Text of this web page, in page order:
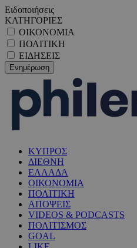
Ειδοποιήσεις
ΚΑΤΗΓΟΡΙΕΣ
ΟΙΚΟΝΟΜΙΑ
ΠΟΛΙΤΙΚΗ
ΕΙΔΗΣΕΙΣ
ΚΥΠΡΟΣ
ΔΙΕΘΝΗ
ΕΛΛΑΔΑ
ΟΙΚΟΝΟΜΙΑ
ΠΟΛΙΤΙΚΗ
ΑΠΟΨΕΙΣ
VIDEOS & PODCASTS
ΠΟΛΙΤΙΣΜΟΣ
GOAL